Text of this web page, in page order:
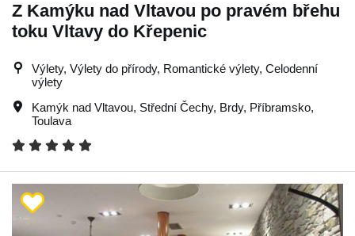
Z Kamýku nad Vltavou po pravém břehu
toku Vltavy do Křepenic
Výlety, Výlety do přírody, Romantické výlety, Celodenní
výlety
Kamýk nad Vltavou, Střední Čechy, Brdy, Příbramsko,
Toulava